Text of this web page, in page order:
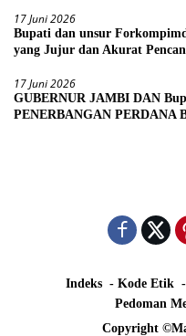
17 Juni 2026
Bupati dan unsur
yang Jujur dan Akurat
17 Juni 2026
GUBERNUR JAMBI DAN
PENERBANGAN PERDANA
Indeks Kode Etik
Pedoman
Copyright